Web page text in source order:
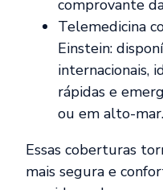
comprovante
Telemedicina
Einstein:
internacionais,
rápidas e
ou em alto-mar.
Essas coberturas
mais segura e